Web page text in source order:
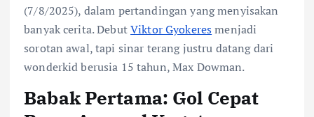
(7/8/2025), dalam pertandingan yang menyisakan
banyak cerita. DebutViktor Gyokeresmenjadi
sorotan awal, tapi sinar terang justru datang dari
wonderkid berusia 15 tahun, Max Dowman.
Babak Pertama: Gol Cepat